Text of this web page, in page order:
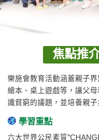
焦點推
樂施會教育活動涵蓋親子
繪本、桌上遊戲等，讓父
識貧窮的議題，並培養親子
學習重點
六大世界公民素質